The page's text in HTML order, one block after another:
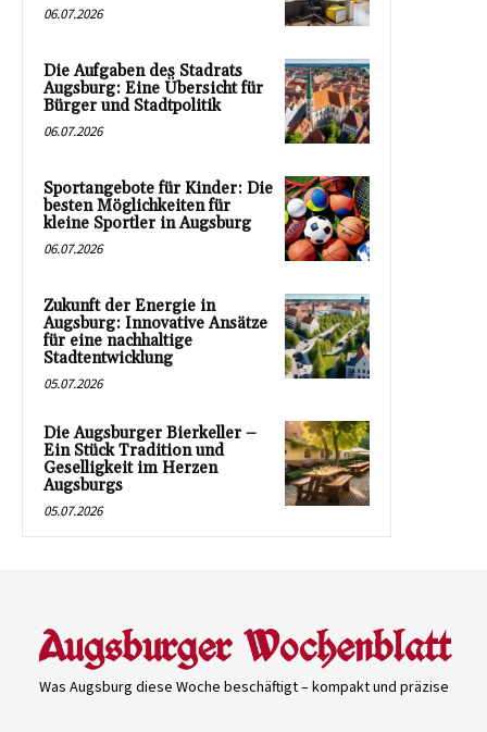
06.07.2026
Die Aufgaben des Stadrats
Augsburg: Eine Übersicht für
Bürger und Stadtpolitik
06.07.2026
Sportangebote für Kinder: Die
besten Möglichkeiten für
kleine Sportler in Augsburg
06.07.2026
Zukunft der Energie in
Augsburg: Innovative Ansätze
für eine nachhaltige
Stadtentwicklung
05.07.2026
Die Augsburger Bierkeller –
Ein Stück Tradition und
Geselligkeit im Herzen
Augsburgs
05.07.2026
Was Augsburg diese Woche beschäftigt – kompakt und präzise